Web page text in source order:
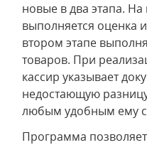
новые в два этапа. На
выполняется оценка
втором этапе
товаров. При
кассир указывает
недостающую
любым удобным ему
Программа